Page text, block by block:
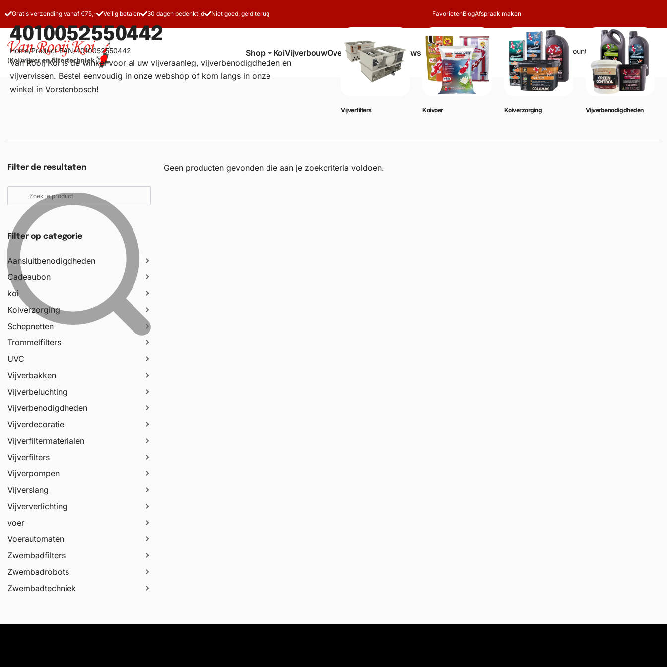
Gratis verzending vanaf €75,- Veilig betalen 30 dagen bedenktijd Niet goed, geld terug FavorietenBlogAfspraak maken
Shop KoiVijverbouwOver onsContactReviews Zoeken Account Winkelwagen 0
4010052550442
Home/Product EAN/4010052550442
Van Rooij Koi is dé winkel voor al uw vijveraanleg, vijverbenodigdheden en
vijvervissen. Bestel eenvoudig in onze webshop of kom langs in onze
winkel in Vorstenbosch!
Vijverfilters Koivoer Koiverzorging Vijverbenodigdheden
Filter de resultaten
Filter op categorie
Aansluitbenodigdheden
Cadeaubon
koi
Koiverzorging
Schepnetten
Trommelfilters
UVC
Vijverbakken
Vijverbeluchting
Vijverbenodigdheden
Vijverdecoratie
Vijverfiltermaterialen
Vijverfilters
Vijverpompen
Vijverslang
Vijververlichting
voer
Voerautomaten
Zwembadfilters
Zwembadrobots
Zwembadtechniek
Geen producten gevonden die aan je zoekcriteria voldoen.